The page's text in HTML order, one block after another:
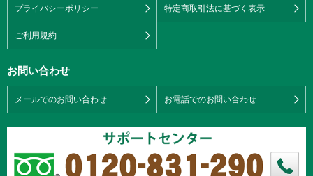
プライバシーポリシー 特定商取引法に基づく表示
ご利用規約
お問い合わせ
メールでのお問い合わせ お電話でのお問い合わせ